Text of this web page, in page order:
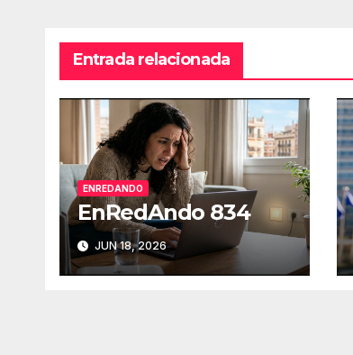
Entrada relacionada
ENREDANDO
EnRedAndo 834
JUN 18, 2026